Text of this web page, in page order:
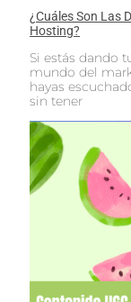
¿Cuáles Son Las
Hosting?
Si estás dando
mundo del
hayas
sin tener